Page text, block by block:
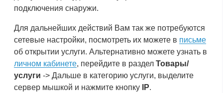
подключения снаружи.
Для дальнейших действий Вам так же потребуются
сетевые настройки, посмотреть их можете в письме
об открытии услуги. Альтернативно можете узнать в
личном кабинете, перейдите в раздел Товары/
услуги -> Дальше в категорию услуги, выделите
сервер мышкой и нажмите кнопку
IP.